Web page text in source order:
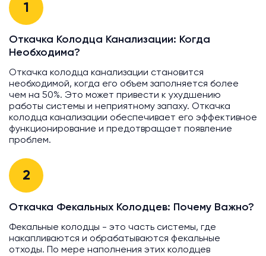
1
Откачка Колодца Канализации: Когда
Необходима?
Откачка колодца канализации становится
необходимой, когда его объем заполняется более
чем на 50%. Это может привести к ухудшению
работы системы и неприятному запаху. Откачка
колодца канализации обеспечивает его эффективное
функционирование и предотвращает появление
проблем.
2
Откачка Фекальных Колодцев: Почему Важно?
Фекальные колодцы - это часть системы, где
накапливаются и обрабатываются фекальные
отходы. По мере наполнения этих колодцев